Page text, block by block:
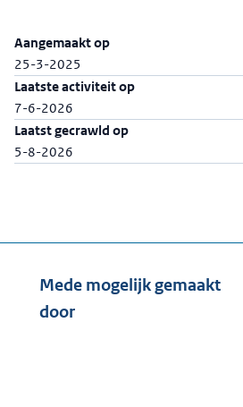
Aangemaakt op
25-3-2025
Laatste activiteit op
7-6-2026
Laatst gecrawld op
5-8-2026
Mede mogelijk gemaakt
door